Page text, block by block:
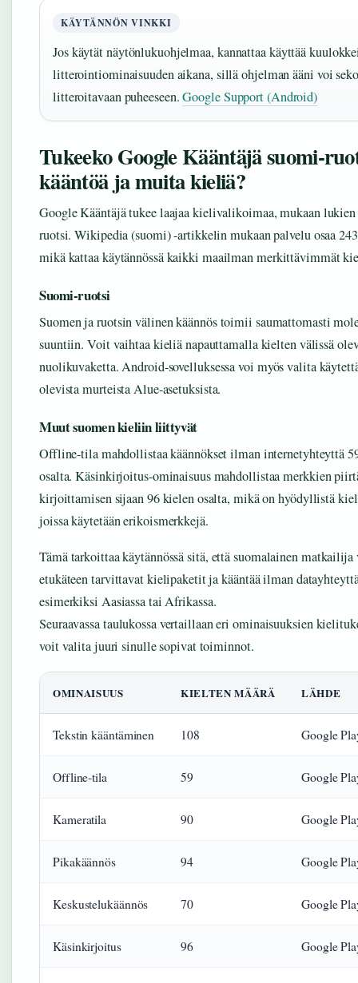
KÄYTÄNNÖN VINKKI
Jos käytät näytönlukuohjelmaa, kannattaa käyttää
litterointiominaisuuden aikana, sillä ohjelman ääni voi
litteroitavaan puheeseen.Google Support (Android)
Tukeeko Google Kääntäjä suomi-
kääntöä ja muita kieliä?
Google Kääntäjä tukee laajaa kielivalikoimaa, mukaan
ruotsi. Wikipedia (suomi) -artikkelin mukaan palvelu osaa
mikä kattaa käytännössä kaikki maailman merkittävimmät
Suomi-ruotsi
Suomen ja ruotsin välinen käännös toimii saumattomasti
suuntiin. Voit vaihtaa kieliä napauttamalla kielten välissä
nuolikuvaketta. Android-sovelluksessa voi myös valita
olevista murteista Alue-asetuksista.
Muut suomen kieliin liittyvät
Offline-tila mahdollistaa käännökset ilman internetyhteyttä
osalta. Käsinkirjoitus-ominaisuus mahdollistaa merkkien
kirjoittamisen sijaan 96 kielen osalta, mikä on hyödyllistä
joissa käytetään erikoismerkkejä.
Tämä tarkoittaa käytännössä sitä, että suomalainen matkailija
etukäteen tarvittavat kielipaketit ja kääntää ilman
esimerkiksi Aasiassa tai Afrikassa.
Seuraavassa taulukossa vertaillaan eri ominaisuuksien
voit valita juuri sinulle sopivat toiminnot.
OMINAISUUS KIELTEN MÄÄRÄ LÄHDE
Tekstin kääntäminen 108 Google
Offline-tila 59 Google
Kameratila 90 Google
Pikakäännös 94 Google
Keskustelukäännös 70 Google
Käsinkirjoitus 96 Google